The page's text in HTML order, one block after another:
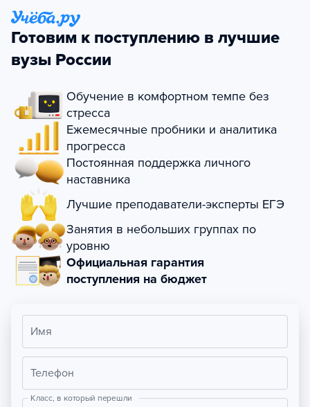
Готовим к поступлению в лучшие
вузы России
Обучение в комфортном темпе без
стресса
Ежемесячные пробники и аналитика
прогресса
Постоянная поддержка личного
наставника
Лучшие преподаватели-эксперты ЕГЭ
Занятия в небольших группах по
уровню
Официальная гарантия
поступления на бюджет
Имя
Телефон
Класс, в который перешли